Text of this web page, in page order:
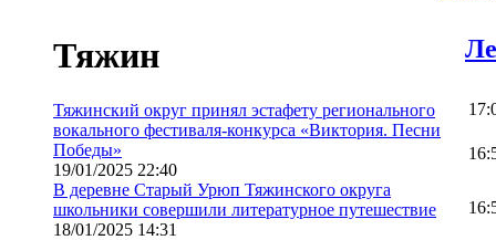
Тяжин
Тяжинский округ принял эстафету регионального
вокального фестиваля-конкурса «Виктория. Песни
Победы»
19/01/2025 22:40
В деревне Старый Урюп Тяжинского округа
школьники совершили литературное путешествие
18/01/2025 14:31